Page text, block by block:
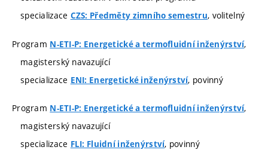
specializace CZS: Předměty zimního semestru, volitelný
Program N-ETI-P: Energetické a termofluidní inženýrství,
magisterský navazující
specializace ENI: Energetické inženýrství, povinný
Program N-ETI-P: Energetické a termofluidní inženýrství,
magisterský navazující
specializace FLI: Fluidní inženýrství, povinný